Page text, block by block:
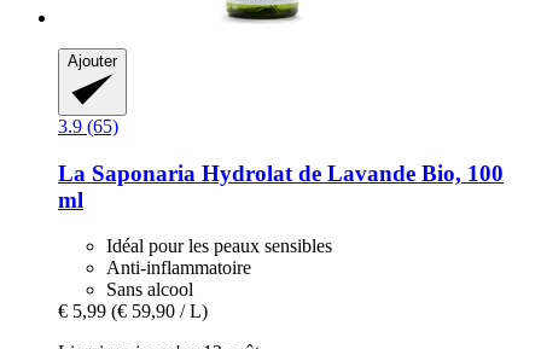
Ajouter
3.9 (65)
La Saponaria Hydrolat de Lavande Bio, 100
ml
Idéal pour les peaux sensibles
Anti-inflammatoire
Sans alcool
€ 5,99 (€ 59,90 / L)